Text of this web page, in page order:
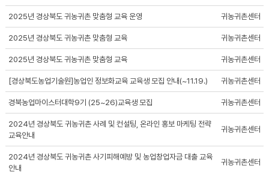
2025년 경상북도 귀농귀촌 맞춤형 교육 운영 귀농귀촌센터
2025년 경상북도 귀농귀촌 맞춤형 교육 귀농귀촌센터
2025년 경상북도 귀농귀촌 맞춤형 교육 귀농귀촌센터
[경상북도농업기술원]농업인 정보화교육 교육생 모집 안내(~11.19.) 귀농귀촌센터
경북농업마이스터대학9기 (25~26)교육생 모집 귀농귀촌센터
2024년 경상북도 귀농귀촌 사례 및 컨설팅, 온라인 홍보 마케팅 전략
교육안내
귀농귀촌센터
2024년 경상북도 귀농귀촌 사기피해예방 및 농업창업자금 대출 교육
안내
귀농귀촌센터